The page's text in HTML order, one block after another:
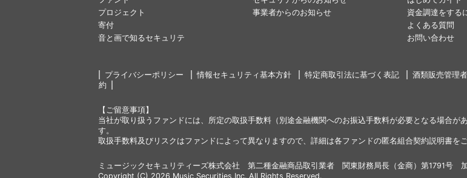
プロジェクト
寄付
音と画で知るセキュリテ
事業者からのお知らせ
資金調達をする
よくある質問
お問い合わせ
プライバシーポリシー 情報セキュリティ基本方針 特定商取引法に基づく表記 酒類販売管理
約
【ご留意事項】
当社が取り扱うファンドには、所定の取扱手数料（別途金融機関へのお振込手数料が必要となる場合が
す。
取扱手数料及びリスクはファンドによって異なりますので、詳細は各ファンドの匿名組合契約説明書をご
ミュージックセキュリティーズ株式会社 第二種金融商品取引業者 関東財務局長（金商）第1791号
Copyright (C) 2026 Music Securities,Inc. All Rights Reserved.